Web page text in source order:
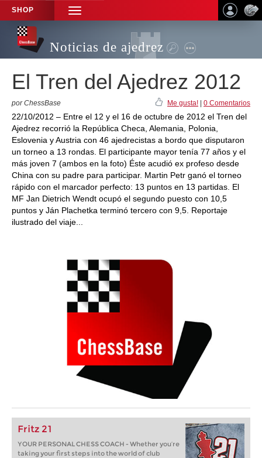
SHOP
TOGGLE
NAVIGATION
Noticias de ajedrez
El Tren del Ajedrez 2012
por ChessBase Me gusta! 0 Comentarios
22/10/2012 – Entre el 12 y el 16 de octubre de 2012 el Tren del
Ajedrez recorrió la República Checa, Alemania, Polonia,
Eslovenia y Austria con 46 ajedrecistas a bordo que disputaron
un torneo a 13 rondas. El participante mayor tenía 77 años y el
más joven 7 (ambos en la foto) Éste acudió ex profeso desde
China con su padre para participar. Martin Petr ganó el torneo
rápido con el marcador perfecto: 13 puntos en 13 partidas. El
MF Jan Dietrich Wendt ocupó el segundo puesto con 10,5
puntos y Ján Plachetka terminó tercero con 9,5. Reportaje
ilustrado del viaje...
Fritz 21
YOUR PERSONAL CHESS COACH - Whether you’re
taking your first steps into the world of club